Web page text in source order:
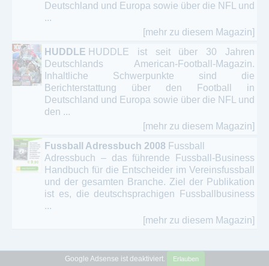
Deutschland und Europa sowie über die NFL und
...
[mehr zu diesem Magazin]
HUDDLE HUDDLE ist seit über 30 Jahren
Deutschlands American-Football-Magazin.
Inhaltliche Schwerpunkte sind die
Berichterstattung über den Football in
Deutschland und Europa sowie über die NFL und
den ...
[mehr zu diesem Magazin]
Fussball Adressbuch 2008 Fussball
Adressbuch – das führende Fussball-Business
Handbuch für die Entscheider im Vereinsfussball
und der gesamten Branche. Ziel der Publikation
ist es, die deutschsprachigen Fussballbusiness
...
[mehr zu diesem Magazin]
Google Adsense ist deaktiviert. Erlauben